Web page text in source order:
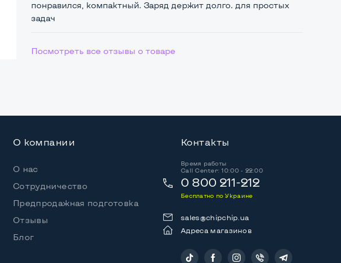
понравился, компактный. Заряд держит долго. для простых
задач
Посмотреть все отзывы о товаре
О компании
О нас
Сотрудничество
Предпродажная подготовка
Отзывы
Блог
Контакты
Время работы
Call Center: 10:00 - 22:00
0 800 211-212
Бесплатно по Украине
sales@chipchip.ua
Адреса магазинов